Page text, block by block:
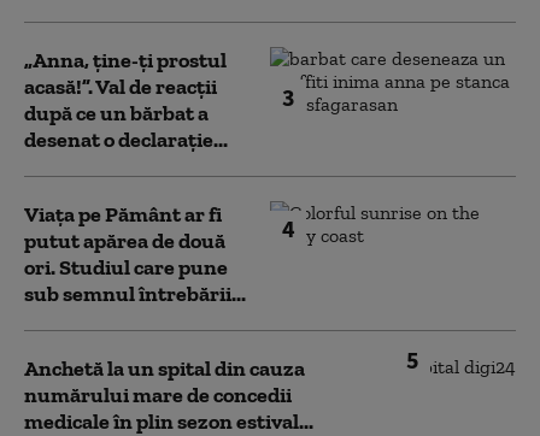
3
„Anna, ţine-ţi prostul
acasă!”. Val de reacții
după ce un bărbat a
desenat o declarație...
4
Viața pe Pământ ar fi
putut apărea de două
ori. Studiul care pune
sub semnul întrebării...
5
Anchetă la un spital din cauza
numărului mare de concedii
medicale în plin sezon estival...